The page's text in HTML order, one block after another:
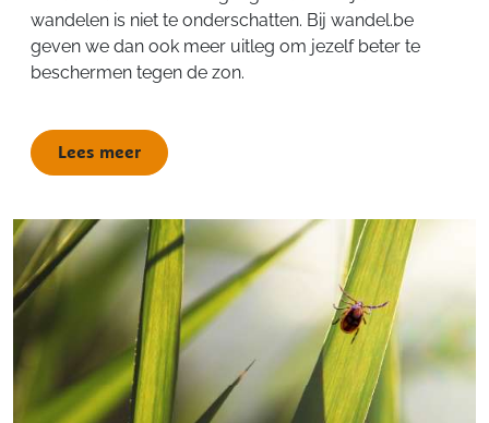
wandelen is niet te onderschatten. Bij wandel.be
geven we dan ook meer uitleg om jezelf beter te
beschermen tegen de zon.
Lees meer